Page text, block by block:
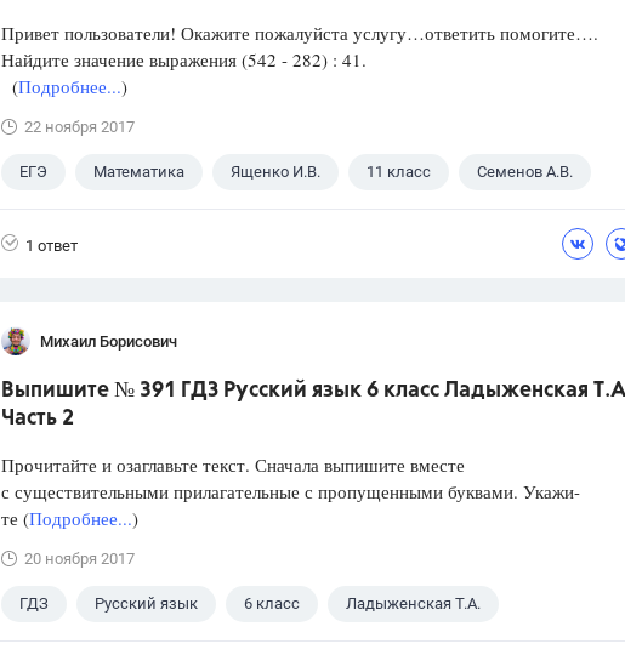
Привет пользователи! Окажите пожалуйста услугу…ответить помогите….
Найдите значение выражения (542 - 282) : 41.
(Подробнее...)
22 ноября 2017
ЕГЭ Математика Ященко И.В. 11 класс Семенов А.В.
1 ответ
Михаил Борисович
Выпишите № 391 ГДЗ Русский язык 6 класс Ладыженская
Часть 2
Прочитайте и озаглавьте текст. Сначала выпишите вместе
с существительными прилагательные с пропущенными буквами. Укажи-
те (Подробнее...)
20 ноября 2017
ГДЗ Русский язык 6 класс Ладыженская Т.А.